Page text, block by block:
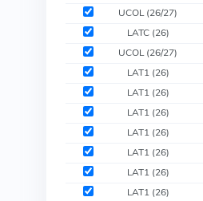
UCOL(26/27)
LATC (26)
UCOL(26/27)
LAT1 (26)
LAT1 (26)
LAT1 (26)
LAT1 (26)
LAT1 (26)
LAT1 (26)
LAT1 (26)